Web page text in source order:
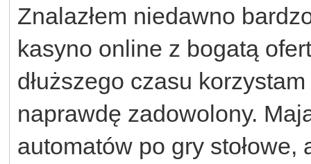
Znalazłem niedawno
kasyno online z bogatą
dłuższego czasu
naprawdę zadowolony.
automatów po gry